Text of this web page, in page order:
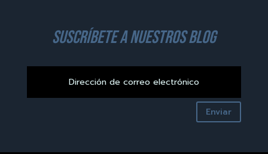
suscríbete a nuestros blog
Enviar